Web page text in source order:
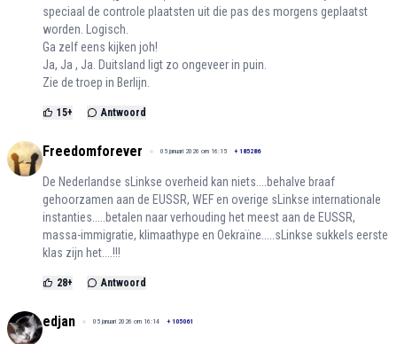
speciaal de controle plaatsten uit die pas des morgens geplaatst
worden. Logisch.
Ga zelf eens kijken joh!
Ja, Ja , Ja. Duitsland ligt zo ongeveer in puin.
Zie de troep in Berlijn.
15+ Antwoord
Freedomforever 05 januari 2026 om 16:15 + 185286
De Nederlandse sLinkse overheid kan niets....behalve braaf
gehoorzamen aan de EUSSR, WEF en overige sLinkse internationale
instanties.....betalen naar verhouding het meest aan de EUSSR,
massa-immigratie, klimaathype en Oekraïne.....sLinkse sukkels eerste
klas zijn het....!!!
28+ Antwoord
edjan 05 januari 2026 om 16:14 + 105061